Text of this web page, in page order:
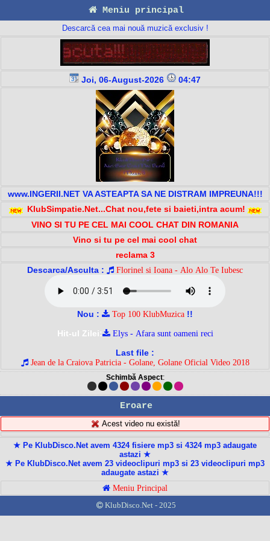
Meniu principal
Descarcă cea mai nouă muzică exclusiv !
Joi, 06-August-2026 04:47
www.INGERII.NET VA ASTEAPTA SA NE DISTRAM IMPREUNA!!!
KlubSimpatie.Net...Chat nou,fete si baieti,intra acum!
VINO SI TU PE CEL MAI COOL CHAT DIN ROMANIA
Vino si tu pe cel mai cool chat
reclama 3
Descarca/Asculta :
Florinel si Ioana - Alo Alo Te Iubesc
Nou : Top 100 KlubMuzica !!
Hit-ul Zilei:
Elys - Afara sunt oameni reci
Last file :
Jean de la Craiova Patricia - Golane, Golane Oficial Video 2018
Schimbă Aspect:
Eroare
Acest video nu există!
★ Pe KlubDisco.Net avem 4324 fisiere mp3 si 4324 mp3 adaugate
astazi ★
★ Pe KlubDisco.Net avem 23 videoclipuri mp3 si 23 videoclipuri mp3
adaugate astazi ★
Meniu Principal
KlubDisco.Net - 2025